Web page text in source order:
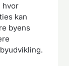
hvor
kan
byens